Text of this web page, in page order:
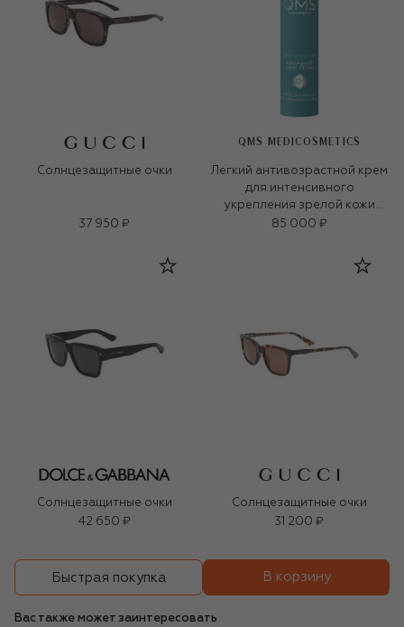
Солнцезащитные очки
37 950 ₽
QMS MEDICOSMETICS
Легкий антивозрастной крем
для интенсивного
укрепления зрелой кожи
«3D-коллаген» (50ml)
85 000 ₽
Солнцезащитные очки
42 650 ₽
Солнцезащитные очки
31 200 ₽
Быстрая покупка В корзину
Вас также может заинтересовать